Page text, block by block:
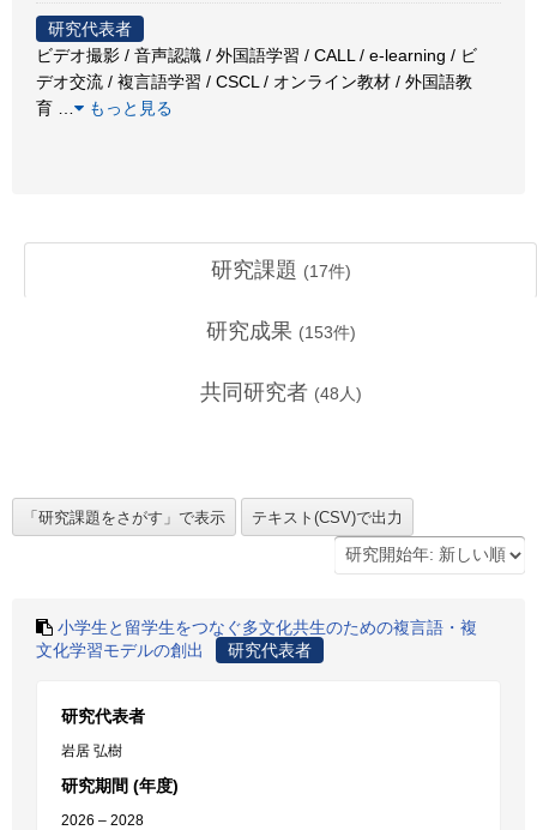
研究代表者
ビデオ撮影 / 音声認識 / 外国語学習 / CALL / e-learning / ビ
デオ交流 / 複言語学習 / CSCL / オンライン教材 / 外国語教
育
もっと見る
研究課題 (17件)
研究成果 (153件)
共同研究者 (48 人)
小学生と留学生をつなぐ多文化共生のための複言語・複
文化学習モデルの創出
研究代表者
研究代表者
岩居 弘樹
研究期間 (年度)
2026 – 2028